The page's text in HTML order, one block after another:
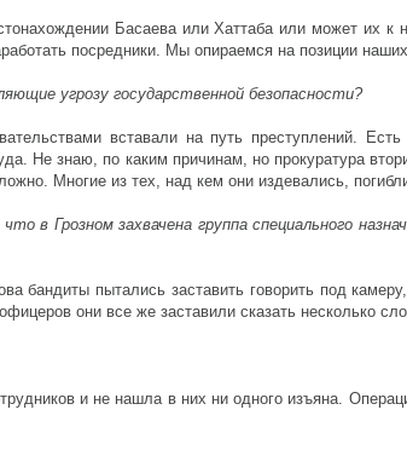
Басаева или Хаттаба или может их к
посредники. Мы опираемся на позиции
угрозу государственной безопасности?
вставали на путь преступлений.
знаю, по каким причинам, но прокуратура
Многие из тех, над кем они издевались,
в Грозном захвачена группа специального
бандиты пытались заставить говорить под
они все же заставили сказать несколько
и не нашла в них ни одного изъяна.